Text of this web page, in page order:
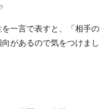
一言で表すと、「相手
があるので気をつけまし